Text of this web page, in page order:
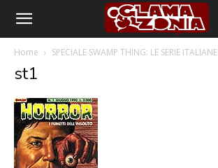
Home SPECIALE SWAMP THING: LE SERIE ITALIANE
st1